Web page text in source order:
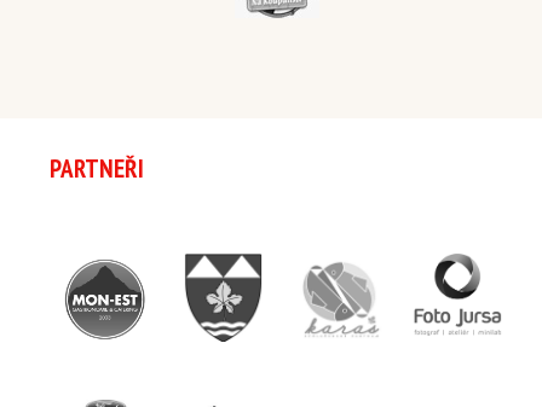
PARTNEŘI